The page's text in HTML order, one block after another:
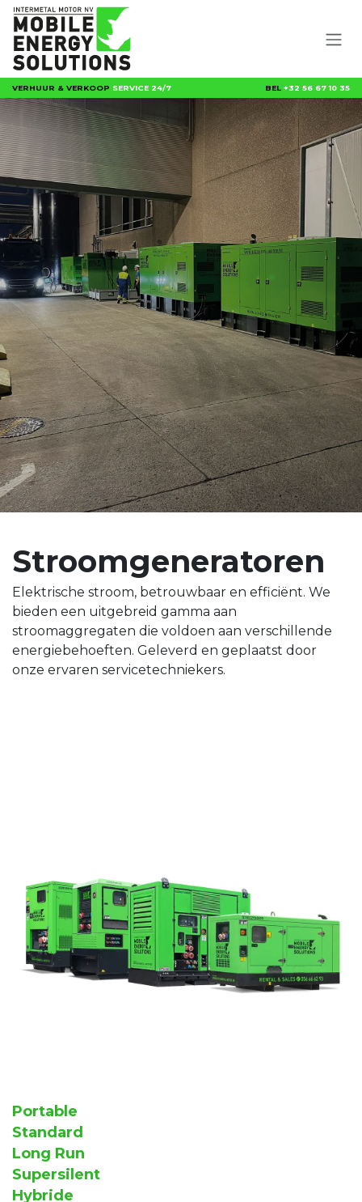
Overslaan naar inhoud
VERHUUR & VERKOOP SERVICE 24/7 BEL +32 56 67 10 35
Portable
Standard
Long Run
Supersilent
Hybride
Stroomgeneratoren
Elektrische stroom, betrouwbaar en efficiënt. We
bieden een uitgebreid gamma aan
stroomaggregaten die voldoen aan verschillende
energiebehoeften. Geleverd en geplaatst door
onze ervaren servicetechniekers.